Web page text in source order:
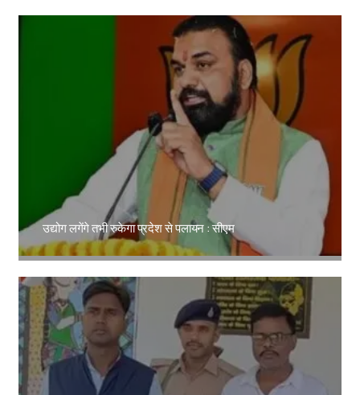
उद्योग लगेंगे तभी रुकेगा प्रदेश से पलायन : सीएम
Amit Lekh